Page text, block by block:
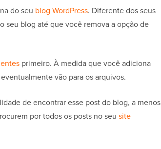
do seu blog WordPress. Diferente dos seus
seu blog até que você remova a opção de
primeiro. À medida que você adiciona
vão para os arquivos.
de encontrar esse post do blog, a menos
por todos os posts no seu site